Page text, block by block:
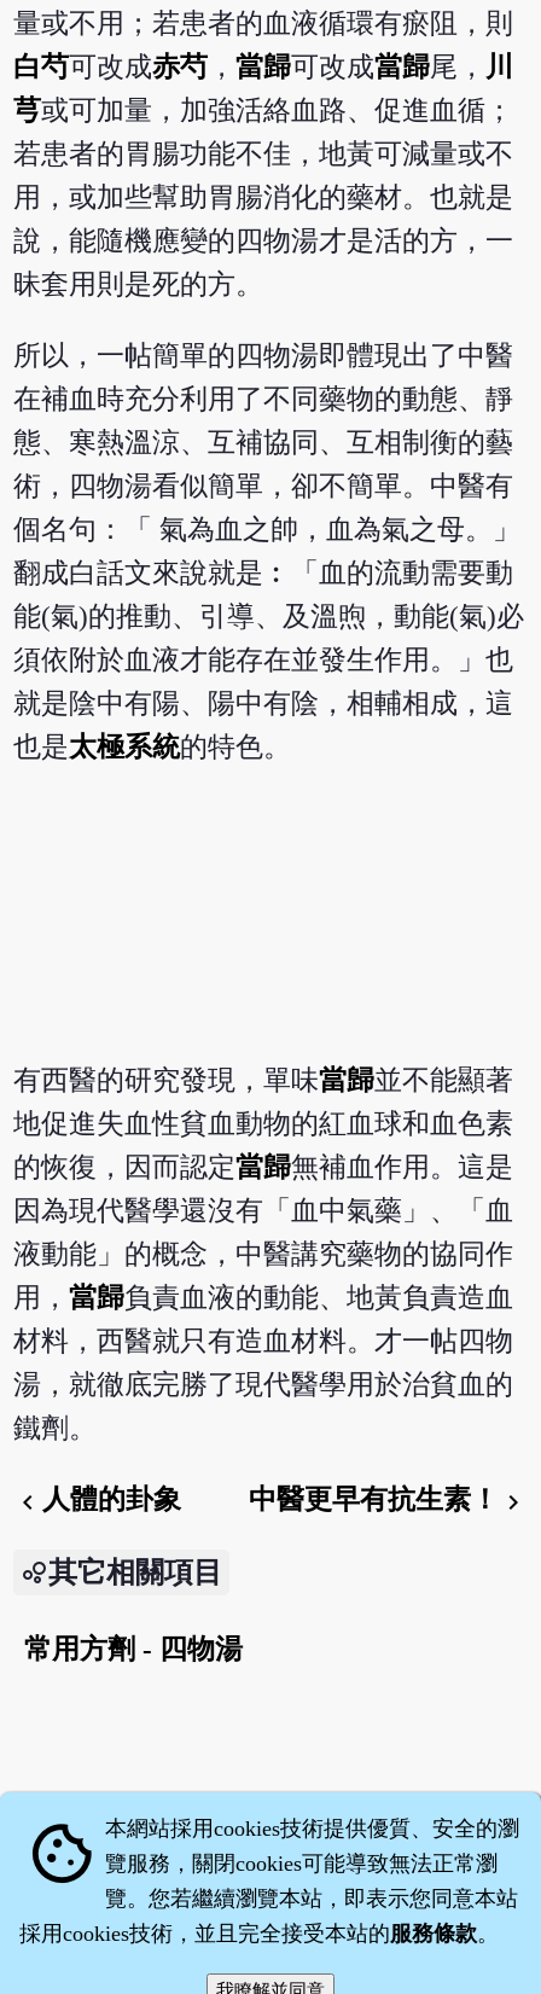
量或不用；若患者的血液循環有瘀阻，則
白芍可改成赤芍 ，當歸可改成當歸尾， 川
芎或可加量，加強活絡血路、促進血循；
若患者的胃腸功能不佳，地黃可減量或不
用，或加些幫助胃腸消化的藥材。也就是
說，能隨機應變的四物湯才是活的方，一
昧套用則是死的方。
所以， 一帖簡單的四物湯即體現出了中醫
在補血時充分利用了不同藥物的動態、靜
態、寒熱溫涼、互補協同、互相制衡的藝
術 ，四物湯看似簡單，卻不簡單。中醫有
個名句：「 氣為血之帥，血為氣之母。」
翻成白話文來說就是︰「血的流動需要動
能(氣)的推動、引導、及溫煦，動能(氣)必
須依附於血液才能存在並發生作用。」也
就是陰中有陽、陽中有陰，相輔相成，這
也是太極系統的特色。
有西醫的研究發現，單味當歸並不能顯著
地促進失血性貧血動物的紅血球和血色素
的恢復，因而認定當歸無補血作用。這是
因為現代醫學還沒有「血中氣藥」、「血
液動能」的概念，中醫講究藥物的協同作
用，當歸負責血液的動能、地黃負責造血
材料，西醫就只有造血材料。才一帖四物
湯，就徹底完勝了現代醫學用於治貧血的
鐵劑。
chevron_left人體的卦象 中醫更早有抗生素！ chevron_right
其它相關項目
常用方劑 - 四物湯
cookie 本網站採用cookies技術提供優質、安全的瀏
覽服務，關閉cookies可能導致無法正常瀏
覽。您若繼續瀏覽本站，即表示您同意本站
採用cookies技術，並且完全接受本站的服務條款。